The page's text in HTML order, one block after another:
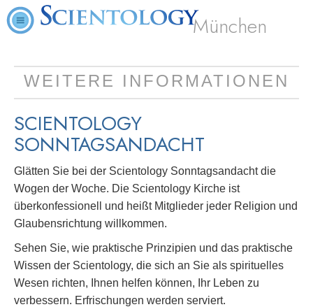
München
WEITERE INFORMATIONEN
SCIENTOLOGY
SONNTAGSANDACHT
Glätten Sie bei der Scientology Sonntagsandacht die
Wogen der Woche. Die Scientology Kirche ist
überkonfessionell und heißt Mitglieder jeder Religion und
Glaubensrichtung willkommen.
Sehen Sie, wie praktische Prinzipien und das praktische
Wissen der Scientology, die sich an Sie als spirituelles
Wesen richten, Ihnen helfen können, Ihr Leben zu
verbessern. Erfrischungen werden serviert.